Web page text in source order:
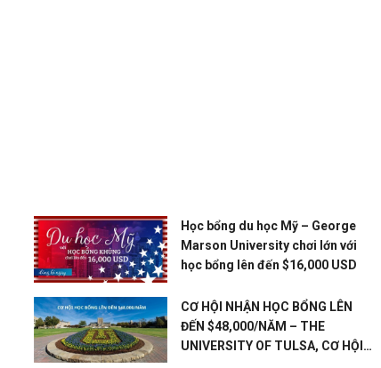
Học bổng du học Mỹ – George
Marson University chơi lớn với
học bổng lên đến $16,000 USD
CƠ HỘI NHẬN HỌC BỔNG LÊN
ĐẾN $48,000/NĂM – THE
UNIVERSITY OF TULSA, CƠ HỘI